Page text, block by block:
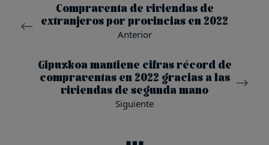
Compraventa de viviendas de
extranjeros por provincias en 2022
Anterior
Gipuzkoa mantiene cifras récord de
compraventas en 2022 gracias a las
viviendas de segunda mano
Siguiente